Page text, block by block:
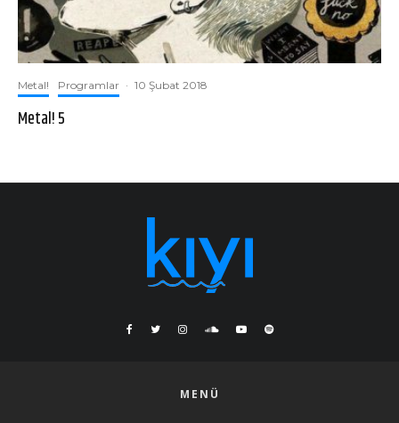
Metal! Programlar · 10 Şubat 2018
Metal! 5
MENÜ